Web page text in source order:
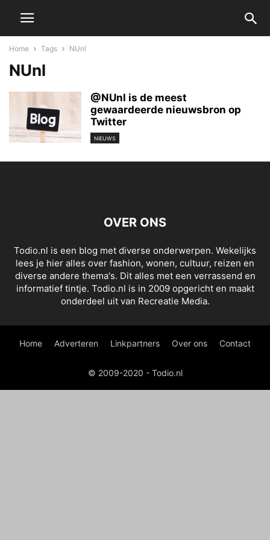
Home Tags NUnl
NUnl
@NUnl is de meest
gewaardeerde nieuwsbron op
Twitter
NIEUWS
OVER ONS
Todio.nl is een blog met diverse onderwerpen. Wekelijks
lees je hier alles over fashion, wonen, cultuur, reizen en
diverse andere thema's. Dit alles met een verrassend en
informatief tintje. Todio.nl is in 2009 opgericht en maakt
onderdeel uit van Recreatie Media.
Home Adverteren Linkpartners Over ons Contact
© 2009-2020 - Todio.nl